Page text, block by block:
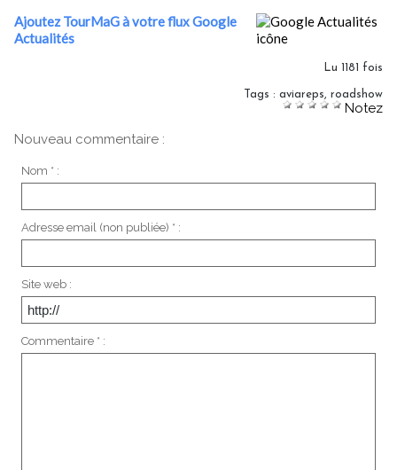
Ajoutez TourMaG à votre flux Google
Actualités
Lu 1181 fois
Tags : aviareps, roadshow
Notez
Nouveau commentaire :
Nom * :
Adresse email (non publiée) * :
Site web :
Commentaire * :